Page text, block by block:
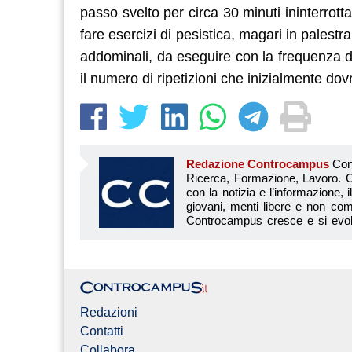
passo svelto per circa 30 minuti
fare esercizi di pesistica, magari in
addominali, da eseguire con la frequenza
il numero di ripetizioni che inizialmente
Redazione Controcampus Controcampus è Il magazine più letto dai giovani su: Scuola, Università, Ricerca, Formazione, Lavoro. Controcampus nasce nell’ottobre 2001 con la missione di affiancare con la notizia e l’informazione, il mondo dell’istruzione e dell’università. Il suo cuore pulsante sono i giovani, menti libere e non compromesse da nessun interesse di parte. Il progetto è ambizioso e Controcampus cresce e si evolve arricchendo il proprio staff con nuovi giovani vogliosi di
Redazioni
Contatti